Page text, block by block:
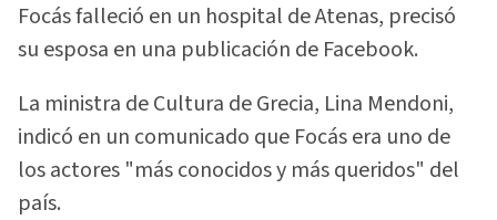
Focás falleció en un hospital de Atenas, precisó
su esposa en una publicación de Facebook.
La ministra de Cultura de Grecia, Lina Mendoni,
indicó en un comunicado que Focás era uno de
los actores "más conocidos y más queridos" del
país.